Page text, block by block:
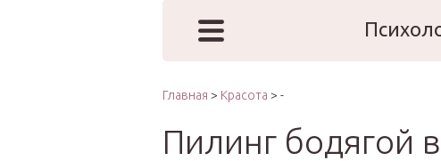
Главная > Красота > -
Пилинг бодягой